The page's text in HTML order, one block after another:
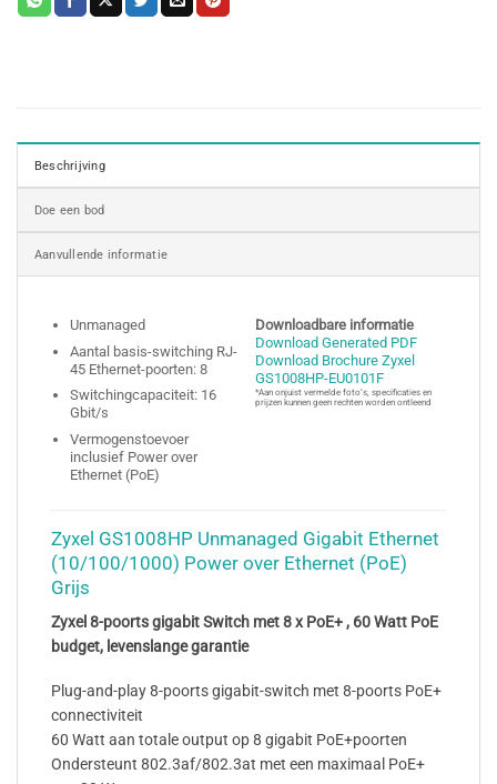
Beschrijving
Doe een bod
Aanvullende informatie
Unmanaged
Aantal basis-switching RJ-
45 Ethernet-poorten: 8
Switchingcapaciteit: 16
Gbit/s
Vermogenstoevoer
inclusief Power over
Ethernet (PoE)
Downloadbare informatie
Download Generated PDF
Download Brochure Zyxel
GS1008HP-EU0101F
*Aan onjuist vermelde foto’s, specificaties en
prijzen kunnen geen rechten worden ontleend
Zyxel GS1008HP Unmanaged Gigabit Ethernet
(10/100/1000) Power over Ethernet (PoE)
Grijs
Zyxel 8-poorts gigabit Switch met 8 x PoE+ , 60 Watt PoE
budget, levenslange garantie
Plug-and-play 8-poorts gigabit-switch met 8-poorts PoE+
connectiviteit
60 Watt aan totale output op 8 gigabit PoE+poorten
Ondersteunt 802.3af/802.3at met een maximaal PoE+